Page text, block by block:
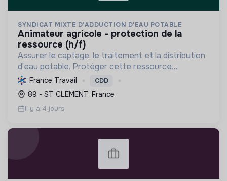
SYNDICAT MIXTE D'ADDUCTION D'EAU POTABLE
animateur agricole - protection de la
ressource (h/f)
Assurer le captage, le traitement et la distribution
d'eau potable. Protéger cette ressource
essentielle en collaborant avec les agriculteurs
pour des pratiques durables et la réduction des
pollutions...
France Travail CDD
89 - ST CLEMENT, France
Il y a 4 jours